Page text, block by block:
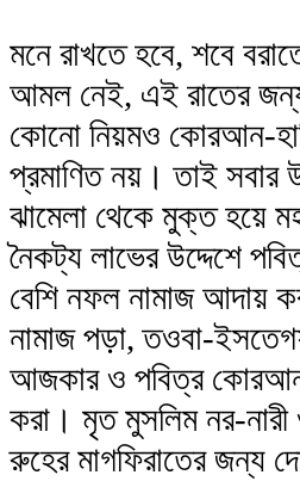
মনে রাখতে হবে, শবে
আমল নেই, এই রাতের
কোনো নিয়মও কোরআন-
প্রমাণিত নয়। তাই সবার
ঝামেলা থেকে মুক্ত হয়ে
নৈকট্য লাভের উদ্দেশে
বেশি নফল নামাজ আদায়
নামাজ পড়া, তওবা-
আজকার ও পবিত্র
করা। মৃত মুসলিম নর-
রুহের মাগফিরাতের জন্য